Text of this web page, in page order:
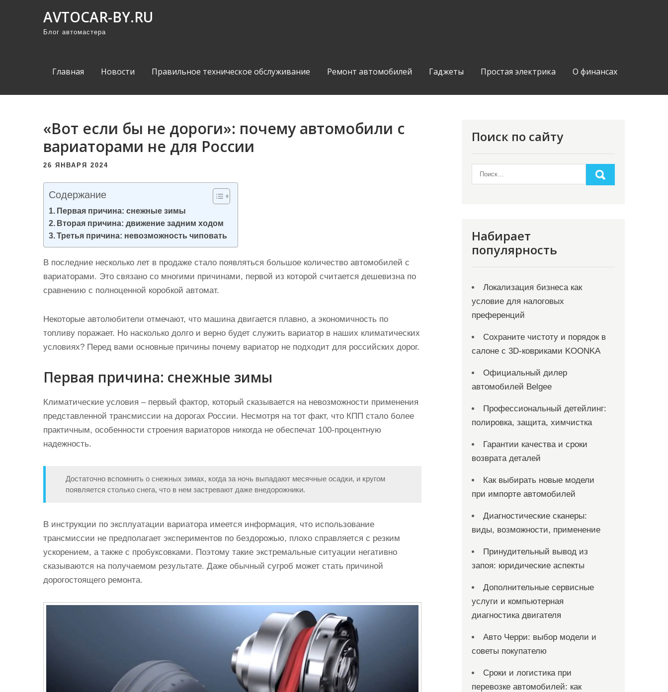
AVTOCAR-BY.RU
Блог автомастера
Главная Новости Правильное техническое обслуживание Ремонт автомобилей Гаджеты Простая электрика О финансах
«Вот если бы не дороги»: почему автомобили с
вариаторами не для России
26 ЯНВАРЯ 2024
Содержание
Первая причина: снежные зимы
Вторая причина: движение задним ходом
Третья причина: невозможность чиповать
В последние несколько лет в продаже стало появляться большое количество автомобилей с
вариаторами. Это связано со многими причинами, первой из которой считается дешевизна по
сравнению с полноценной коробкой автомат.
Некоторые автолюбители отмечают, что машина двигается плавно, а экономичность по
топливу поражает. Но насколько долго и верно будет служить вариатор в наших климатических
условиях? Перед вами основные причины почему вариатор не подходит для российских дорог.
Первая причина: снежные зимы
Климатические условия – первый фактор, который сказывается на невозможности применения
представленной трансмиссии на дорогах России. Несмотря на тот факт, что КПП стало более
практичным, особенности строения вариаторов никогда не обеспечат 100-процентную
надежность.
Достаточно вспомнить о снежных зимах, когда за ночь выпадают месячные осадки, и кругом
появляется столько снега, что в нем застревают даже внедорожники.
В инструкции по эксплуатации вариатора имеется информация, что использование
трансмиссии не предполагает экспериментов по бездорожью, плохо справляется с резким
ускорением, а также с пробуксовками. Поэтому такие экстремальные ситуации негативно
сказываются на получаемом результате. Даже обычный сугроб может стать причиной
дорогостоящего ремонта.
Поиск по сайту
Набирает
популярность
Локализация бизнеса как
условие для налоговых
преференций
Сохраните чистоту и порядок в
салоне с 3D-ковриками KOONKA
Официальный дилер
автомобилей Belgee
Профессиональный детейлинг:
полировка, защита, химчистка
Гарантии качества и сроки
возврата деталей
Как выбирать новые модели
при импорте автомобилей
Диагностические сканеры:
виды, возможности, применение
Принудительный вывод из
запоя: юридические аспекты
Дополнительные сервисные
услуги и компьютерная
диагностика двигателя
Авто Черри: выбор модели и
советы покупателю
Сроки и логистика при
перевозке автомобилей: как